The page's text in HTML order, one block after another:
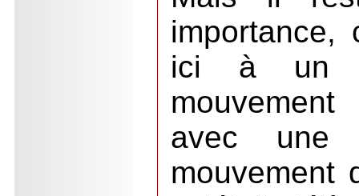
importance,
ici à un
avec une
mouvement